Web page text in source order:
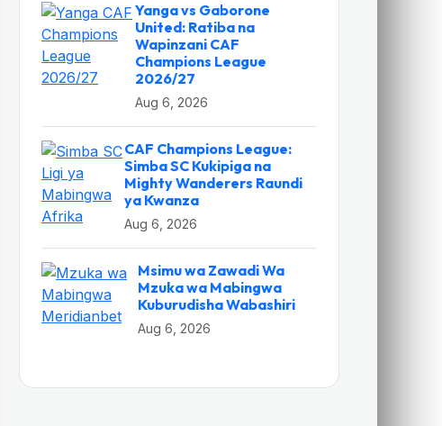
Yanga vs Gaborone
United: Ratiba na
Wapinzani CAF
Champions League
2026/27
Aug 6, 2026
CAF Champions League:
Simba SC Kukipiga na
Mighty Wanderers Raundi
ya Kwanza
Aug 6, 2026
Msimu wa Zawadi Wa
Mzuka wa Mabingwa
Kuburudisha Wabashiri
Aug 6, 2026